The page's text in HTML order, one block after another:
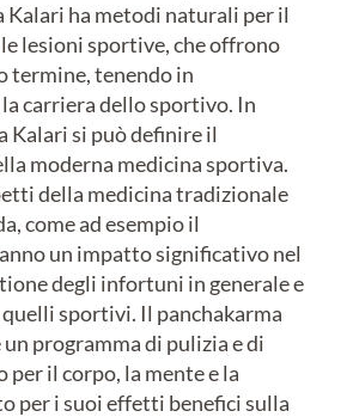
Kalari ha metodi naturali per il
lesioni sportive, che offrono
termine, tenendo in
carriera dello sportivo. In
Kalari si può definire il
moderna medicina sportiva.
della medicina tradizionale
come ad esempio il
un impatto significativo nel
degli infortuni in generale e
sportivi. Il panchakarma
un programma di pulizia e di
il corpo, la mente e la
per i suoi effetti benefici sulla